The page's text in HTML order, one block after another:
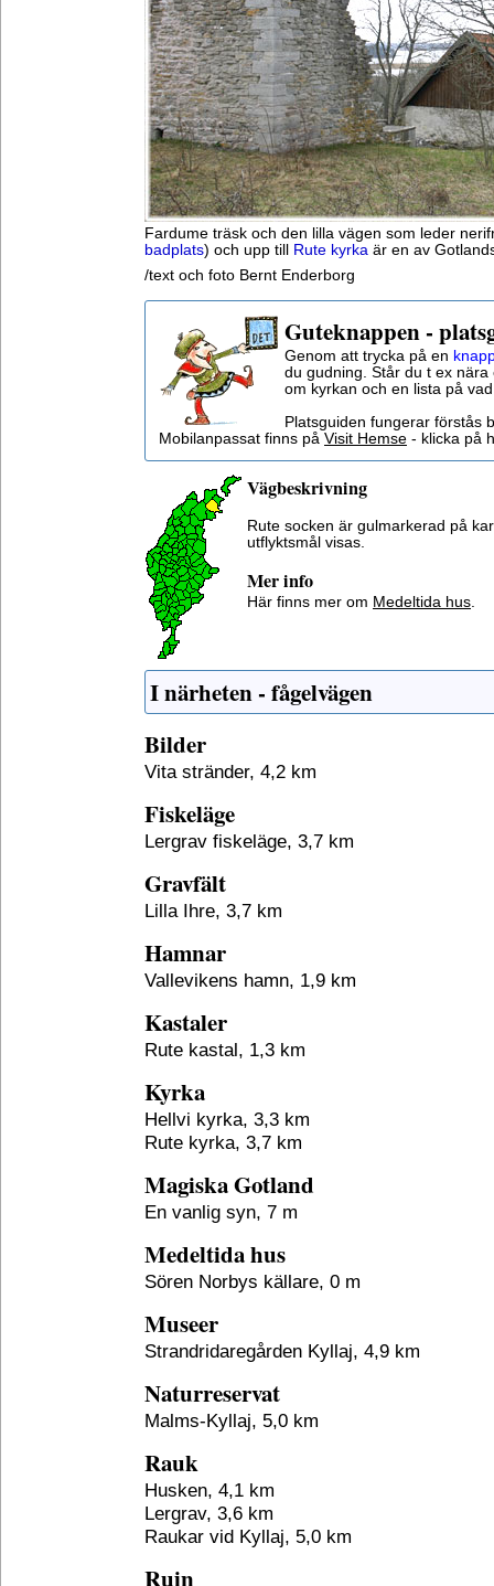
Fardume träsk och den lilla vägen som leder
badplats) och upp till Rute kyrka är en av
/text och foto Bernt Enderborg
Guteknappen -
Genom att trycka på en
du gudning. Står du t ex
om kyrkan och en lista på
Platsguiden fungerar förstås
Mobilanpassat finns på Visit Hemse - klicka på
Vägbeskrivning
Rute socken är gulmarkerad på
utflyktsmål visas.
Mer info
Här finns mer om Medeltida hus.
I närheten - fågelvägen
Bilder
Vita stränder, 4,2 km
Fiskeläge
Lergrav fiskeläge, 3,7 km
Gravfält
Lilla Ihre, 3,7 km
Hamnar
Vallevikens hamn, 1,9 km
Kastaler
Rute kastal, 1,3 km
Kyrka
Hellvi kyrka, 3,3 km
Rute kyrka, 3,7 km
Magiska Gotland
En vanlig syn, 7 m
Medeltida hus
Sören Norbys källare, 0 m
Museer
Strandridaregården Kyllaj, 4,9 km
Naturreservat
Malms-Kyllaj, 5,0 km
Rauk
Husken, 4,1 km
Lergrav, 3,6 km
Raukar vid Kyllaj, 5,0 km
Ruin